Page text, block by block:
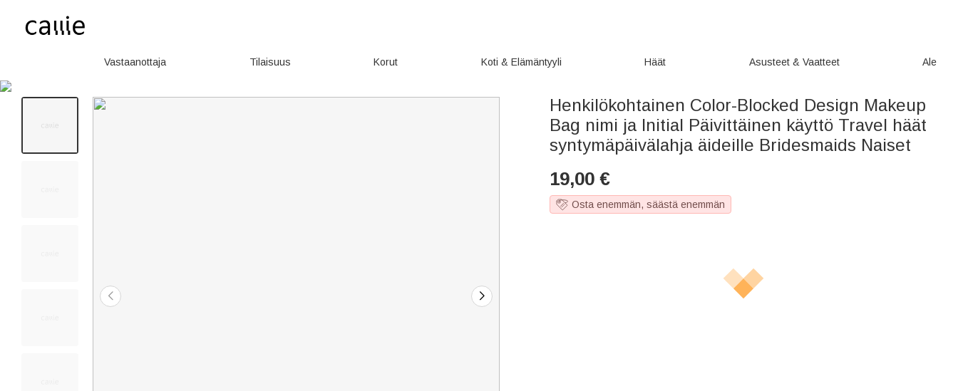
Vastaanottaja Tilaisuus Korut Koti & Elämäntyyli Häät Asusteet & Vaatteet Ale
Henkilökohtainen Color-Blocked Design Makeup
Bag nimi ja Initial Päivittäinen käyttö Travel häät
syntymäpäivälahja äideille Bridesmaids Naiset
19,00 €
Osta enemmän, säästä enemmän